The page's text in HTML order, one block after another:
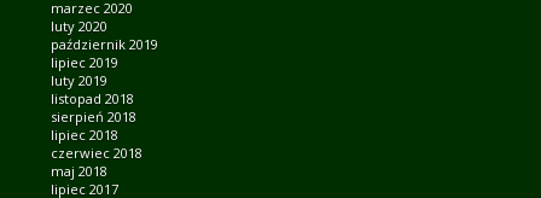
marzec 2020
luty 2020
październik 2019
lipiec 2019
luty 2019
listopad 2018
sierpień 2018
lipiec 2018
czerwiec 2018
maj 2018
lipiec 2017